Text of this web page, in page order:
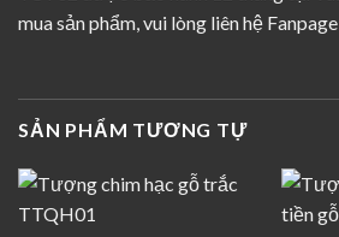
mua sản phẩm, vui lòng liên hệ Fanpage
SẢN PHẨM TƯƠNG TỰ